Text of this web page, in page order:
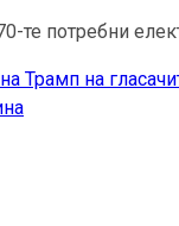
те потребни
Трамп на